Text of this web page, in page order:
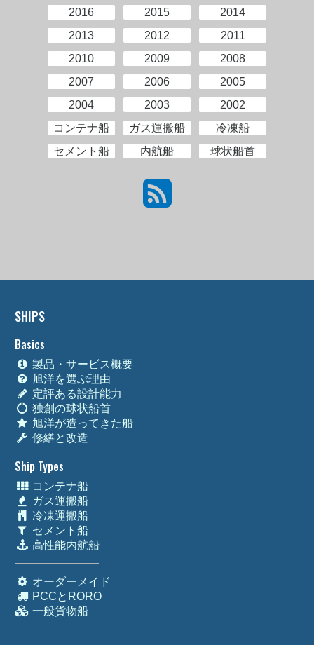
2016
2015
2014
2013
2012
2011
2010
2009
2008
2007
2006
2005
2004
2003
2002
コンテナ船
ガス運搬船
冷凍船
セメント船
内航船 球状船首
SHIPS
Basics
製品・サービス概要
旭洋を選ぶ理由
定評ある設計能力
独創の球状船首
旭洋が造ってきた船
修繕と改造
Ship Types
コンテナ船
ガス運搬船
冷凍運搬船
セメント船
高性能内航船
オーダーメイド
PCCとRORO
一般貨物船